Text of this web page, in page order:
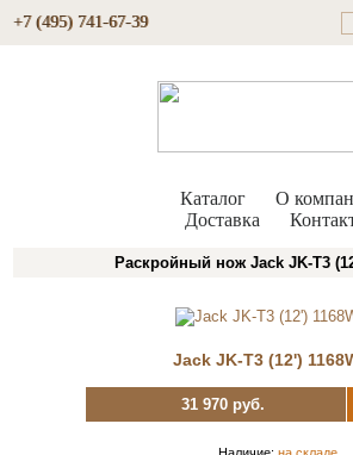
+7 (495) 741-67-39
Каталог
О
Доставка
Раскройный нож Jack JK-T3
Jack JK-T3 (12')
31 970 руб.